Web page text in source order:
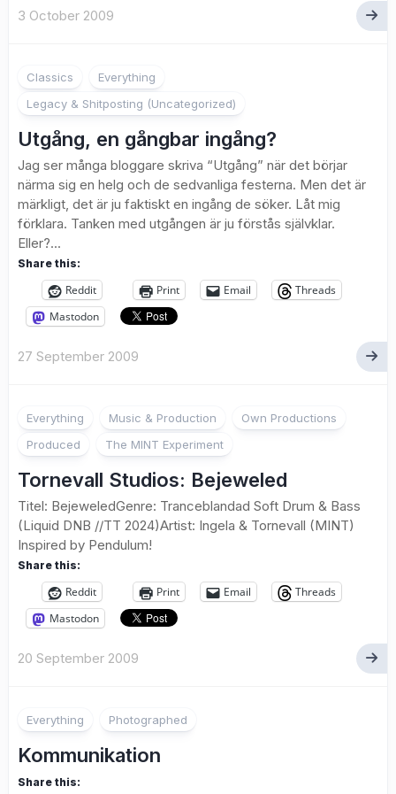
3 October 2009
Classics
Everything
Legacy & Shitposting (Uncategorized)
Utgång, en gångbar ingång?
Jag ser många bloggare skriva “Utgång” när det börjar
närma sig en helg och de sedvanliga festerna. Men det är
märkligt, det är ju faktiskt en ingång de söker. Låt mig
förklara. Tanken med utgången är ju förstås självklar.
Eller?...
Share this:
Reddit Print Email
Threads
Mastodon
27 September 2009
Everything Music & Production
Own Productions
Produced
The MINT Experiment
Tornevall Studios: Bejeweled
Titel: BejeweledGenre: Tranceblandad Soft Drum & Bass
(Liquid DNB //TT 2024)Artist: Ingela & Tornevall (MINT)
Inspired by Pendulum!
Share this:
Reddit Print Email
Threads
Mastodon
20 September 2009
Everything Photographed
Kommunikation
Share this: